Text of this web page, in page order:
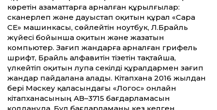
көретін азаматтарға арналған құрылғылар:
сканерлеп және дауыстап оқитын құрал «Сара
СЕ» машинкасы, сөйлейтін ноутбук, Л.Брайль
жүйесі бойынша оқитын және жазатын
компьютер. Зағип жандарға арналған грифель
шрифт, Брайль алфавитін тізетін тақтайша,
үлкейтіп оқитын лупа секілді құралдармен зағип
жандар пайдалана алады. Кітапхана 2016 жылдан
бері Мәскеу қаласындағы «Логос» онлайн
кітапханасының АВ–3715 бағдарламасын